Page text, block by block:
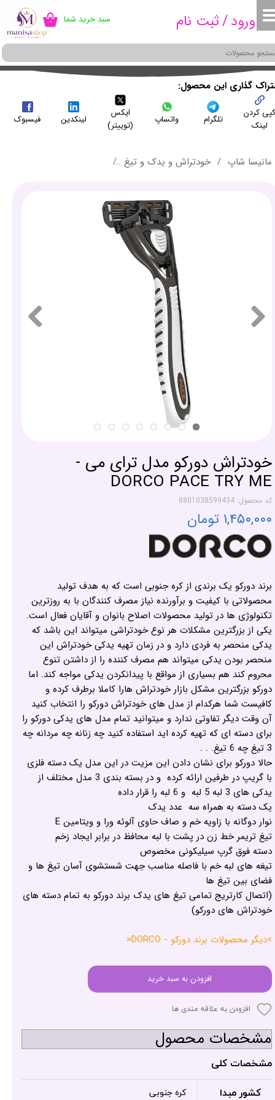
ورود/ثبت نامحساب کاربری من
تغییر گذر واژه
سفارشات
خروج از حساب کاربری
۰ سبد خرید شما
مانیسا شاپ خودتراش و یدک و تیغ
خودتراش دورکو مدل ترای می -
DORCO PACE TRY ME
کد محصول: 8801038599434
۱,۴۵۰,۰۰۰ تومان
برند دورکو یک برندی از کره جنوبی است که به هدف تولید
محصولاتی با کیفیت و برآورنده نیاز مصرف کنندگان با به روزترین
تکنولوژی ها در تولید محصولات اصلاح بانوان و آقایان فعال است.
یکی از بزرگترین مشکلات هر نوع خودتراشی میتواند این باشد که
یدکی منحصر به فردی دارد و در زمان تهیه یدکی خودتراش این
منحصر بودن یدکی میتواند هم مصرف کننده را از داشتن تنوع
محروم کند هم بسیاری از مواقع با پیدانکردن یدکی مواجه کند. اما
دورکو بزرگترین مشکل بازار خودتراش هارا کاملا برطرف کرده و
کافیست شما هرکدام از مدل های خودتراش دورکو را انتخاب کنید
آن وقت دیگر تفاوتی ندارد و میتوانید تمام مدل های یدکی دورکو را
برای دسته ای که تهیه کرده اید استفاده کنید چه زنانه چه مردانه چه
3 تیغ چه 6 تیغ. . .
حالا دورکو برای نشان دادن این مزیت در این مدل یک دسته فلزی
با گریپ در طرفین ارائه کرده و در بسته بندی 3 مدل مختلف از
یدکی های 3 لبه 5 لبه و 6 لبه را قرار داده
یک دسته به همراه سه عدد یدک
نوار دوگانه با زاویه خم و صاف حاوی آلوئه ورا و ویتامین E
تیغ تریمر خط زن در پشت با لبه محافظ در برابر ایجاد زخم
دسته فوق گرپ سیلیکونی مخصوص
تیغه های لبه خم با فاصله مناسب جهت شستشوی آسان تیغ ها و
فضای بین تیغ ها
(اتصال کارتریج تمامی تیغ های یدک برند دورکو به تمام دسته های
خودتراش های دورکو)
>دیگر محصولات برند دورکو - DORCO<
افزودن به سبد خرید
افزودن به علاقه مندی ها
مشخصات محصول
مشخصات کلی
کشور مبدا کره جنوبی
کردن
لینک
تلگرام واتساپ
ایکس
(توییتر)
لینکدین فیسبوک
گذاری این محصول